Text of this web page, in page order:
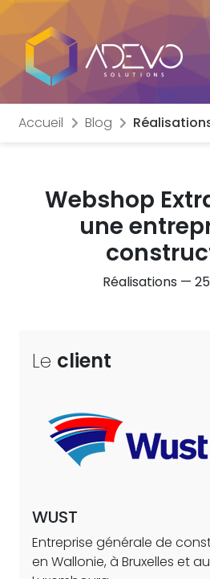
Accueil Blog
Webshop
une
Réalisations —
Le client
WUST
Entreprise générale de
en Wallonie, à Bruxelles et